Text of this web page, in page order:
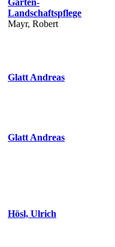
Garten-
Landschaftspflege
Mayr, Robert
Glatt Andreas
Glatt Andreas
Hösl, Ulrich